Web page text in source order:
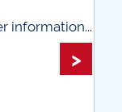
further information...
>